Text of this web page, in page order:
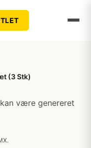
(3 Stk)
være genereret